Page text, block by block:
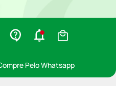
Pelo Whatsapp